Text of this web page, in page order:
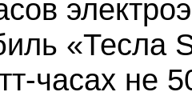
«Тесла
часах не